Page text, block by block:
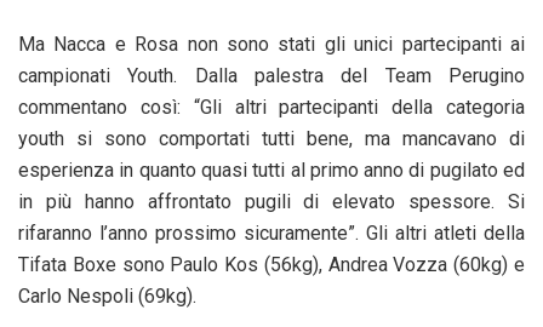
Ma Nacca e Rosa non sono stati gli unici partecipanti ai
campionati Youth. Dalla palestra del Team Perugino
commentano così: “Gli altri partecipanti della categoria
youth si sono comportati tutti bene, ma mancavano di
esperienza in quanto quasi tutti al primo anno di pugilato ed
in più hanno affrontato pugili di elevato spessore. Si
rifaranno l’anno prossimo sicuramente”. Gli altri atleti della
Tifata Boxe sono Paulo Kos (56kg), Andrea Vozza (60kg) e
Carlo Nespoli (69kg).